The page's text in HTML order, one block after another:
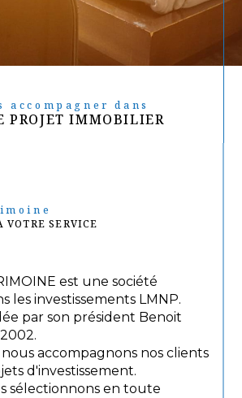
accompagner dans
PROJET IMMOBILIER
SERVICE
est une société
les investissements LMNP.
par son président Benoit
nous accompagnons nos clients
d'investissement.
sélectionnons en toute